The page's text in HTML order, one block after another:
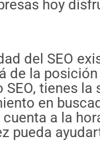
hoy
del SEO
de la
tienes
en
a la
pueda